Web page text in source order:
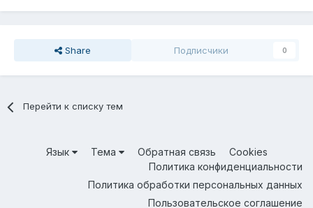
Share Подписчики 0
Перейти к списку тем
Язык Тема Обратная связь
Cookies
Политика конфиденциальности
Политика обработки персональных данных
Пользовательское соглашение